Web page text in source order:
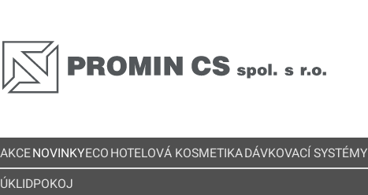
AKCENOVINKYECOHOTELOVÁ KOSMETIKADÁVKOVACÍ SYSTÉMY
ÚKLIDPOKOJ